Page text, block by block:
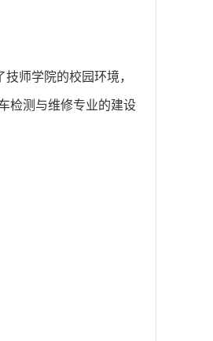
技师学院的校园环境，
检测与维修专业的建设